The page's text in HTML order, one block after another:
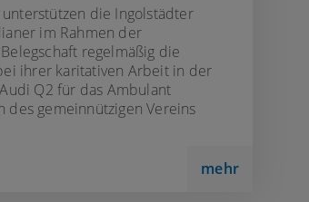
die Ingolstädter
im Rahmen der
regelmäßig die
ihrer karitativen Arbeit in der
Q2 für das Ambulant
des gemeinnützigen Vereins
mehr